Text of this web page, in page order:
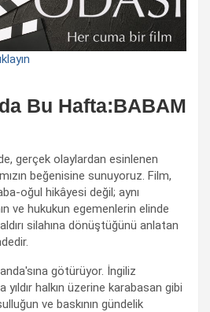
Bu Hafta:BABAM
gerçek olaylardan esinlenen
beğenisine sunuyoruz. Film,
oğul hikâyesi değil; aynı
ve hukukun egemenlerin elinde
silahına dönüştüğünü anlatan
götürüyor. İngiliz
halkın üzerine karabasan gibi
ve baskının gündelik